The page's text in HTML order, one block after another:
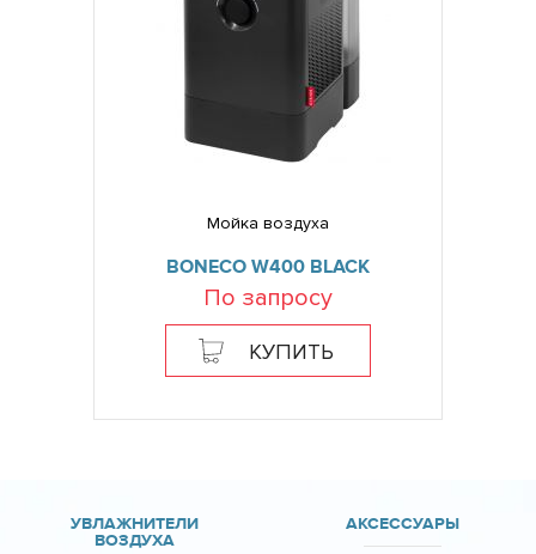
Мойка воздуха
BONECO W400 BLACK
По запросу
КУПИТЬ
УВЛАЖНИТЕЛИ
ВОЗДУХА
АКСЕССУАРЫ